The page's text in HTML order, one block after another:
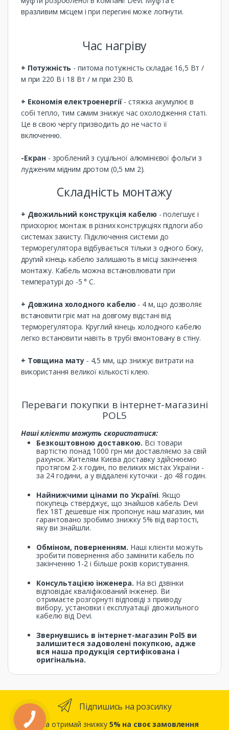
вразливим місцем і при перегині може лопнути.
Час нагріву
+ Потужність - питома потужність складає 16,5 Вт /
м при 220 В і 18 Вт / м при 230 В.
+ Економія електроенергії- стяжка акумулює в
собі тепло, тим самим знижує час охолодження статі.
Це в свою чергу призводить до не часто її
включенню.
-Екран - зроблений з суцільної алюмінієвої фольги з
лудженим мідним дротом (0,5 мм 2).
Складність монтажу
+ Двожильний конструкція кабелю - полегшує і
прискорює монтаж в різних конструкціях підлоги або
системах захисту. Підключення системи до
терморегулятора відбувається тільки з одного боку,
другий кінець кабелю залишають в місці закінчення
монтажу. Кабель можна встановлювати при
температурі до -5 ° C.
+ Довжина холодного кабелю - 4 м, що дозволяє
встановити гріє мат на довгому відстані від
терморегулятора. Круглий кінець холодного кабелю
легко встановити навіть в трубі вмонтовану в стіну.
+ Товщина мату - 4,5 мм, що знижує витрати на
використання великої кількості клею.
Переваги покупки в інтернет-магазині
POL5
Наші клієнти можуть скористатися:
Безкоштовною доставкою. Всі товари
вартістю понад 1000 грн ми доставляємо за свій
рахунок. Жителям Києва доставку здійснюємо
протягом 2-х годин, по великих містах України -
за 24 години, а у віддалені куточки - до 48 годин.
Найнижчими цінами по Україні. Якщо
покупець стверджує, що знайшов кабель Devi
flex 18T дешевше ніж пропонує наш магазин, ми
гарантовано зробимо знижку 5% від вартості,
яку ви знайшли.
Обміном, поверненням. Наші клієнти можуть
зробити повернення або замінити кабель по
закінченню 1-2 і більше років користування.
Консультацією інженера. На всі дзвінки
відповідає кваліфікований інженер. Ви
отримаєте розгорнуті відповіді з приводу
вибору, установки і експлуатації двожильного
кабелю від Devi.
Звернувшись в інтернет-магазин Pol5 ви
залишитеся задоволені покупкою, адже
вся наша продукція сертифікована і
оригінальна.
Підпишись на розсилку
... та отримай знижку 5% на своє замовлення